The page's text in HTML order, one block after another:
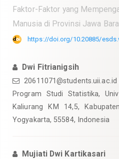
Faktor-Faktor yang
Manusia di Provinsi Jawa
https://doi.org/10.20885/
Dwi Fitrianigsih
20611071@students.uii.ac.id
Program Studi Statistika,
Kaliurang KM 14,5,
Yogyakarta, 55584, Indonesia
Mujiati Dwi Kartikasari